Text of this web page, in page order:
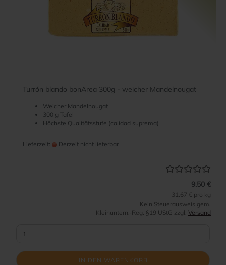
Turrón blando bonArea 300g - weicher Mandelnougat
Weicher Mandelnougat
300 g Tafel
Höchste Qualitätsstufe (calidad suprema)
Lieferzeit: Derzeit nicht lieferbar
9.50 €
31.67 € pro kg
Kein Steuerausweis gem.
Kleinuntern.-Reg. §19 UStG zzgl. Versand
IN DEN WARENKORB